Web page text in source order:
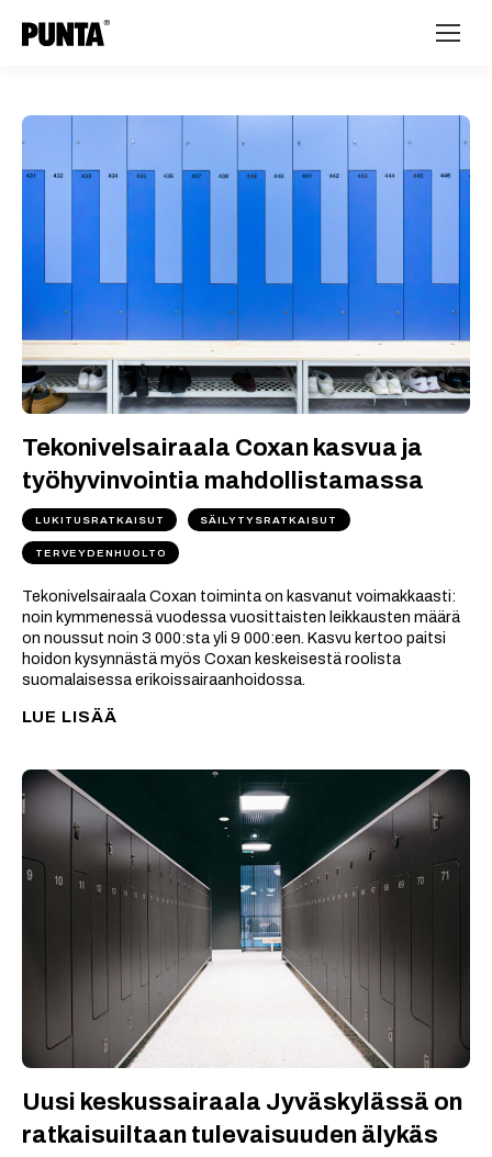
Tekonivelsairaala Coxan kasvua ja
työhyvinvointia mahdollistamassa
LUKITUSRATKAISUT SÄILYTYSRATKAISUT
TERVEYDENHUOLTO
Tekonivelsairaala Coxan toiminta on kasvanut voimakkaasti:
noin kymmenessä vuodessa vuosittaisten leikkausten määrä
on noussut noin 3 000:sta yli 9 000:een. Kasvu kertoo paitsi
hoidon kysynnästä myös Coxan keskeisestä roolista
suomalaisessa erikoissairaanhoidossa.
LUE LISÄÄ
Uusi keskussairaala Jyväskylässä on
ratkaisuiltaan tulevaisuuden älykäs